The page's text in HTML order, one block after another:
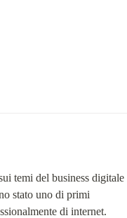
temi del business digitale
stato uno di primi
di internet.